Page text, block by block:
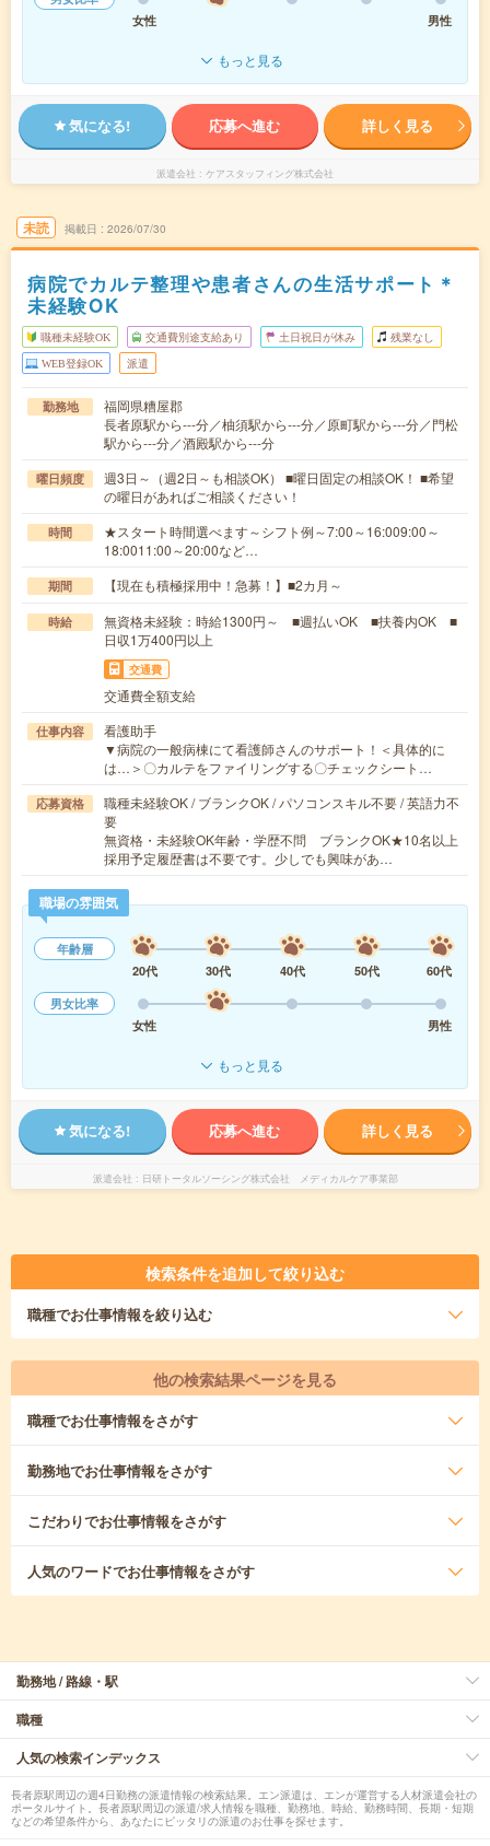
女性
男性
もっと見る
気になる! 応募へ進む 詳しく見る
派遣会社 ケアスタッフィング株式会社
未読 掲載日 2026/07/30
病院でカルテ整理や患者さんの生活サポート＊
未経験OK
職種未経験OK 交通費別途支給あり 土日祝日が休み 残業なし
WEB登録OK 派遣
勤務地
福岡県糟屋郡
長者原駅から---分／柚須駅から---分／原町駅から---分／門松
駅から---分／酒殿駅から---分
曜日頻度
週3日～（週2日～も相談OK） ■曜日固定の相談OK！ ■希望
の曜日があればご相談ください！
時間
★スタート時間選べます～シフト例～7:00～16:009:00～
18:0011:00～20:00など…
期間 【現在も積極採用中！急募！】■2カ月～
時給
無資格未経験：時給1300円～ ■週払いOK ■扶養内OK ■
日収1万400円以上
交通費
交通費全額支給
仕事内容
看護助手
▼病院の一般病棟にて看護師さんのサポート！＜具体的に
は…＞〇カルテをファイリングする〇チェックシート…
応募資格
職種未経験OK / ブランクOK / パソコンスキル不要 / 英語力不
要
無資格・未経験OK年齢・学歴不問 ブランクOK★10名以上
採用予定履歴書は不要です。少しでも興味があ…
職場の雰囲気
年齢層
20代
30代 40代 50代
60代
男女比率
女性
男性
もっと見る
気になる! 応募へ進む 詳しく見る
派遣会社 日研トータルソーシング株式会社 メディカルケア事業部
検索条件を追加して絞り込む
職種でお仕事情報を絞り込む
他の検索結果ページを見る
職種でお仕事情報をさがす
勤務地でお仕事情報をさがす
こだわりでお仕事情報をさがす
人気のワードでお仕事情報をさがす
勤務地 / 路線・駅
職種
人気の検索インデックス
長者原駅周辺の週4日勤務の派遣情報の検索結果。エン派遣は、エンが運営する人材派遣会社の
ポータルサイト。長者原駅周辺の派遣/求人情報を職種、勤務地、時給、勤務時間、長期・短期
などの希望条件から、あなたにピッタリの派遣のお仕事を探せます。